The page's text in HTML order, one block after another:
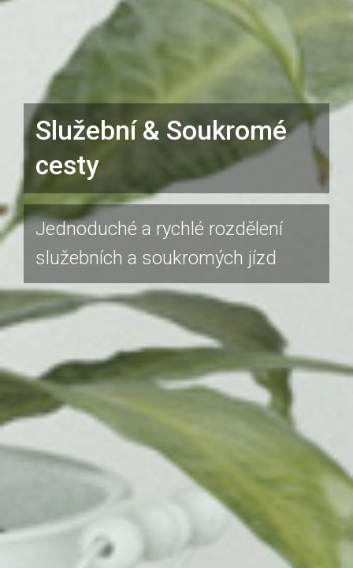
Služební & Soukromé
cesty
Jednoduché a rychlé rozdělení
služebních a soukromých jízd